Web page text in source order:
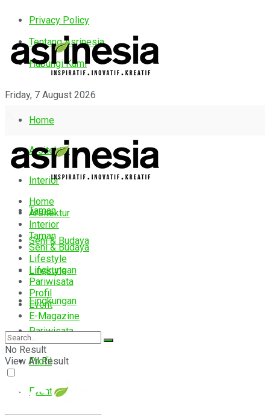
Privacy Policy
Tentang Asrinesia
Hubungi Kami
Friday, 7 August 2026
Home
Arsitektur
Interior
Taman
Seni & Budaya
Lifestyle
Lingkungan
Pariwisata
Profil
Event
Home
Arsitektur
Interior
Taman
Seni & Budaya
Lifestyle
Lingkungan
Pariwisata
Profil
Event
E-Magazine
No Result
View All Result